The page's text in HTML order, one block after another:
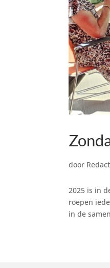
door
2025 is in
roepen
in de